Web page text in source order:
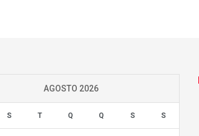
AGOSTO 2026
S T Q Q S S